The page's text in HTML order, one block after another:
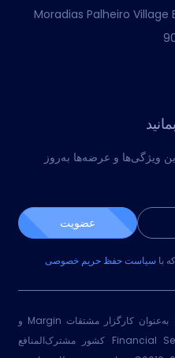
Moradias Palheiro Village
ویژگی‌ها و عرضه‌ها به‌روز
عضویت
با سیاست حفظ حریم خصوصی
Score Capital Markets Ltd به‌عنوان کارگزار مشتقات Margin و
اسپات FX، CFD توسط Financial Services Unit کشور مشترک‌المنافع